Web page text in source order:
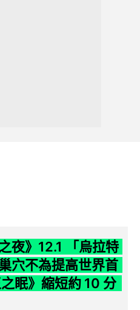
夜》12.1 「烏拉特
穴不為提高世界首
眠》縮短約 10 分